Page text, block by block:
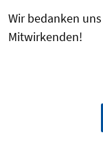
Wir bedanken
Mitwirkenden!